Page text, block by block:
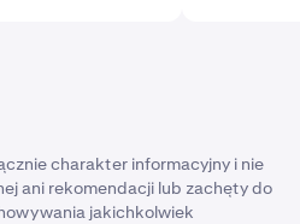
charakter informacyjny i nie
ani rekomendacji lub zachęty do
jakichkolwiek